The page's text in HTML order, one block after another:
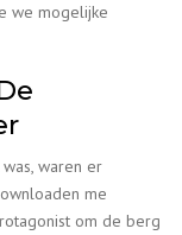
we mogelijke
waren er
me
om de berg